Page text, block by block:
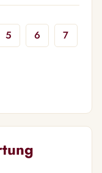
5 6 7